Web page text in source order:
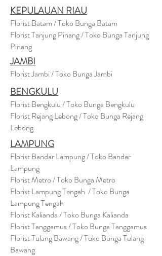
KEPULAUAN RIAU
Florist Batam / Toko Bunga Batam
Florist Tanjung Pinang / Toko Bunga Tanjung
Pinang
JAMBI
Florist Jambi / Toko Bunga Jambi
BENGKULU
Florist Bengkulu / Toko Bunga Bengkulu
Florist Rejang Lebong / Toko Bunga Rejang
Lebong
LAMPUNG
Florist Bandar Lampung / Toko Bandar
Lampung
Florist Metro / Toko Bunga Metro
Florist Lampung Tengah / Toko Bunga
Lampung Tengah
Florist Kalianda / Toko Bunga Kalianda
Florist Tanggamus / Toko Bunga Tanggamus
Florist Tulang Bawang / Toko Bunga Tulang
Bawang